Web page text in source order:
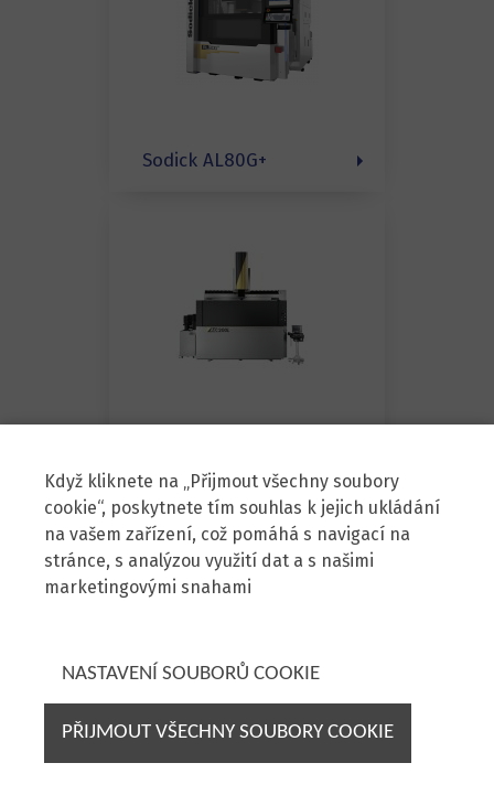
Sodick AL80G+
Prodej strojů:+420 725 778 384
stroje@zenit.cz
Servis strojů:+420 724 258 472
servis@zenit.cz
Když kliknete na „Přijmout všechny soubory
cookie“, poskytnete tím souhlas k jejich ukládání
na vašem zařízení, což pomáhá s navigací na
stránce, s analýzou využití dat a s našimi
marketingovými snahami
NASTAVENÍ SOUBORŮ COOKIE
PŘIJMOUT VŠECHNY SOUBORY COOKIE